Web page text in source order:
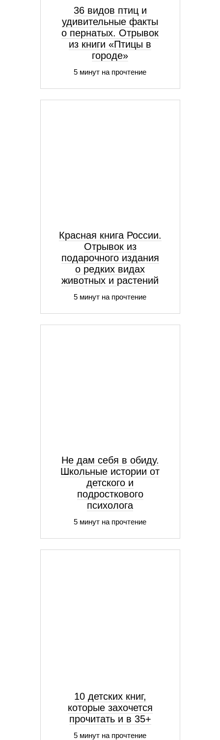
36 видов птиц и
удивительные факты
о пернатых. Отрывок
из книги «Птицы в
городе»
5 минут на прочтение
Красная книга России.
Отрывок из
подарочного издания
о редких видах
животных и растений
5 минут на прочтение
Не дам себя в обиду.
Школьные истории от
детского и
подросткового
психолога
5 минут на прочтение
10 детских книг,
которые захочется
прочитать и в 35+
5 минут на прочтение